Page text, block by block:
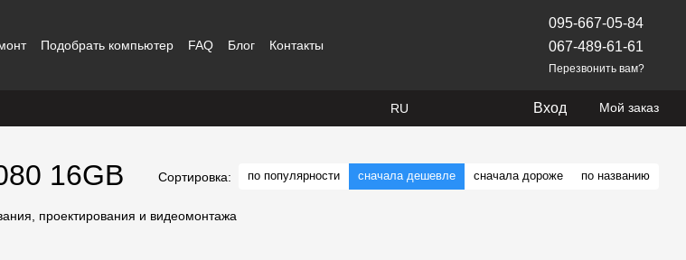
Подобрать компьютер FAQ Блог Контакты
095-667-05-84
067-489-61-61
Перезвонить вам?
RU Вход Мой заказ
16GB Сортировка: по популярности сначала дешевле сначала дороже по названию